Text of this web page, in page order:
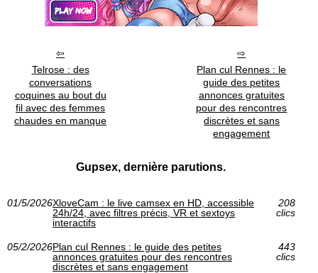
Telrose : des
conversations
coquines au bout du
fil avec des femmes
chaudes en manque
Plan cul Rennes : le
guide des petites
annonces gratuites
pour des rencontres
discrètes et sans
engagement
Gupsex, dernière parutions.
01/5/2026XloveCam : le live camsex en HD, accessible
24h/24, avec filtres précis, VR et sextoys
interactifs
208
clics
05/2/2026Plan cul Rennes : le guide des petites
annonces gratuites pour des rencontres
discrètes et sans engagement
443
clics